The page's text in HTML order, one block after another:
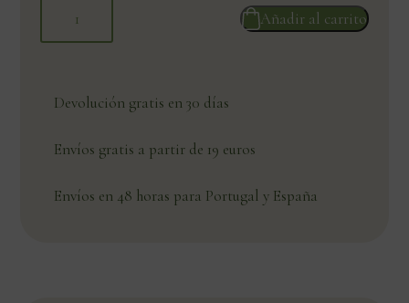
Añadir al carrito
Devolución gratis en 30 días
Envíos gratis a partir de 19 euros
Envíos en 48 horas para Portugal y España